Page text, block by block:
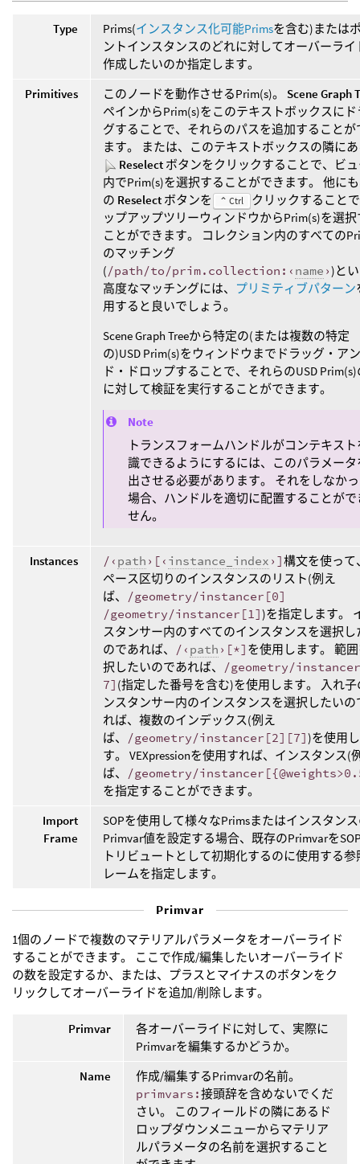
Type Prims(インスタンス化可能Primsを含む)または
ントインスタンスのどれに対してオーバーライ
作成したいのか指定します。
Primitives
このノードを動作させるPrim(s)。 Scene Graph
ペインからPrim(s)をこのテキストボックスにド
グすることで、それらのパスを追加することが
ます。 または、このテキストボックスの隣に
Reselect ボタンをクリックすることで、ビ
内でPrim(s)を選択することができます。 他に
の Reselect ボタンを ⌃ Ctrl
クリックすること
ップアップツリーウィンドウからPrim(s)を選択
ことができます。 コレクション内のすべての
のマッチング
(/path/to/prim.collection:‹ name ›)と
高度なマッチングには、
プリミティブパターン
用すると良いでしょう。
Scene Graph Treeから特定の(または複数の特定
の)USD Prim(s)をウィンドウまでドラッグ・アン
ド・ドロップすることで、それらのUSD
に対して検証を実行することができます。
Note
トランスフォームハンドルがコンテキス
識できるようにするには、このパラメータ
出させる必要があります。 それをしなか
場合、ハンドルを適切に配置することがで
せん。
Instances /‹ path ›[‹ instance_index ›]構文を使って
ペース区切りのインスタンスのリスト(例え
ば、
/geometry/instancer[0]
/geometry/instancer[1])を指定します。
スタンサー内のすべてのインスタンスを選択し
のであれば、
/‹ path ›[*] を使用します。 範
択したいのであれば、
/geometry/
7] (指定した番号を含む)を使用します。 入れ子
ンスタンサー内のインスタンスを選択したいの
れば、複数のインデックス(例え
ば、
/geometry/instancer[2][7])を使用
す。 VEXpressionを使用すれば、インスタンス(
ば、
/geometry/
を指定することができます。
Import
Frame
SOPを使用して様々なPrimsまたはインスタン
Primvar値を設定する場合、既存のPrimvarを
トリビュートとして初期化するのに使用する参
レームを指定します。
Primvar
1個のノードで複数のマテリアルパラメータをオーバーライド
することができます。 ここで作成/編集したいオーバーライド
の数を設定するか、または、プラスとマイナスのボタンをク
リックしてオーバーライドを追加/削除します。
Primvar
各オーバーライドに対して、実際に
Primvarを編集するかどうか。
Name
作成/編集するPrimvarの名前。
primvars:接頭辞を含めないでくだ
さい。 このフィールドの隣にあるド
ロップダウンメニューからマテリア
ルパラメータの名前を選択すること